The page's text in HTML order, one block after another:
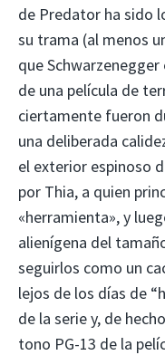
de Predator ha sido
su trama (al menos
que
de una película de
ciertamente fueron
una deliberada
el exterior espinoso
por Thia, a quien
«herramienta», y
alienígena del
seguirlos como un
lejos de los días de
de la serie y, de
tono PG-13 de la